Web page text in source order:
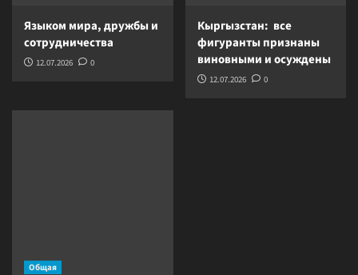
Языком мира, дружбы и
сотрудничества
12.07.2026 0
Кыргызстан: все
фигуранты признаны
виновными и осуждены
12.07.2026 0
Общая